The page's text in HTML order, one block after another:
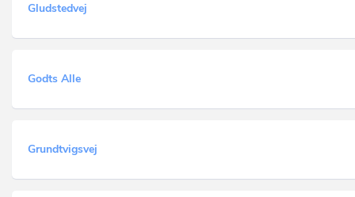
Gludstedvej
Godts Alle
Grundtvigsvej